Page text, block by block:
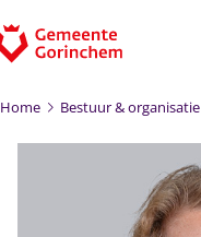
Home Bestuur & organisatie